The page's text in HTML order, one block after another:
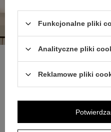
ZAPYTAJ O
Jeżeli powyższy opis jest dla
szybko jak tylko będzie to
Funkcjonalne pliki
Analityczne pliki
Reklamowe pliki